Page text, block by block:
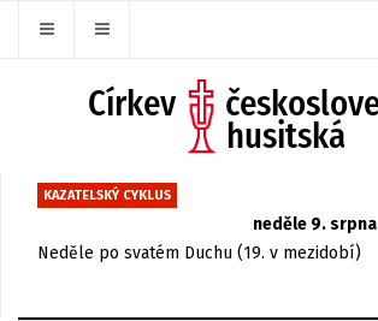
KAZATELSKÝ CYKLUS
neděle 9. srpna
Neděle po svatém Duchu (19. v mezidobí)